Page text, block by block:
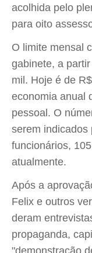
acolhida pelo
para oito
O limite mensal
gabinete, a
mil. Hoje é de
economia anual
pessoal. O
serem indicados
funcionários,
atualmente.
Após a
Felix e outros
deram
propaganda,
"demonstração